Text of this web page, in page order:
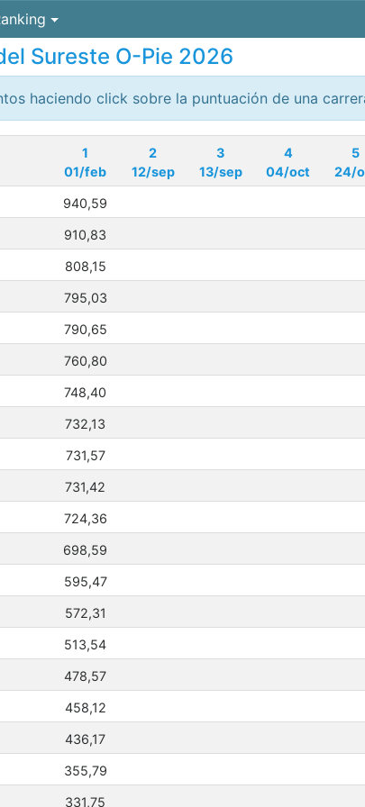
Sureste O-Pie 2026
haciendo click sobre la puntuación de una
1
01/feb
2
12/sep
3
13/sep
4
04/oct
5
24/
940,59
910,83
808,15
795,03
790,65
760,80
748,40
732,13
731,57
731,42
724,36
698,59
595,47
572,31
513,54
478,57
458,12
436,17
355,79
331,75